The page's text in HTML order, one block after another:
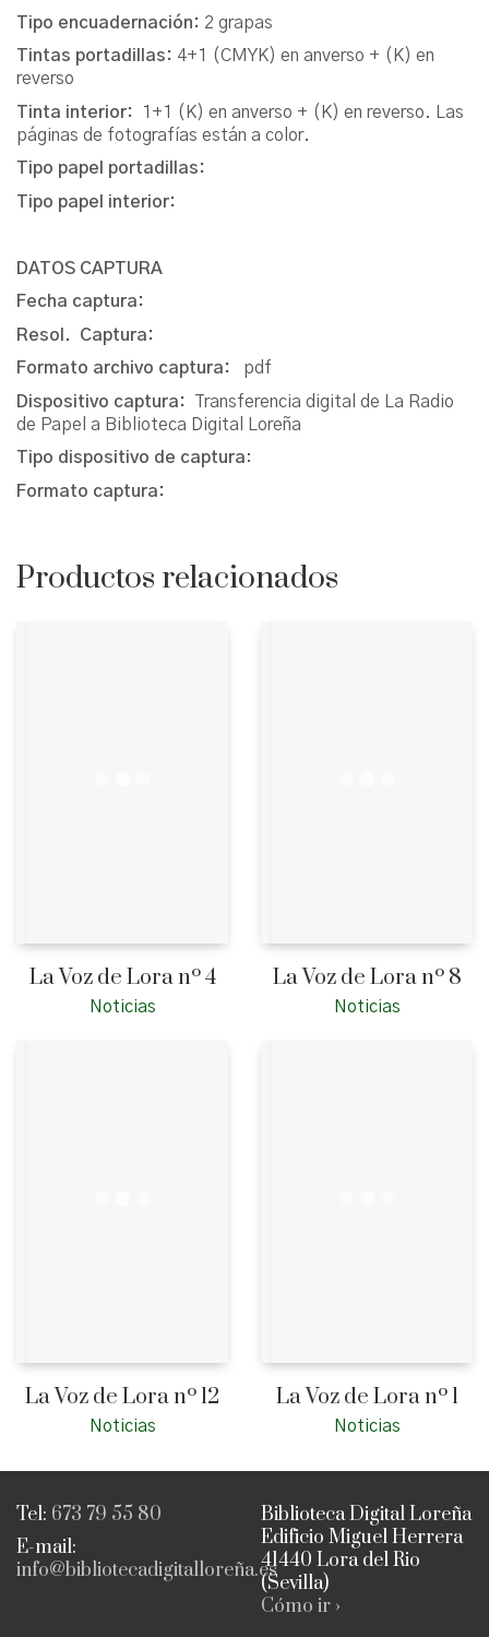
Tipo encuadernación: 2 grapas
Tintas portadillas: 4+1 (CMYK) en anverso + (K) en
reverso
Tinta interior:
1+1 (K) en anverso + (K) en reverso. Las
páginas de fotografías están a color.
Tipo papel portadillas:
Tipo papel interior:
DATOS CAPTURA
Fecha captura:
Resol. Captura:
Formato archivo captura: pdf
Dispositivo captura:
Transferencia digital de La Radio
de Papel a Biblioteca Digital Loreña
Tipo dispositivo de captura:
Formato captura:
Productos relacionados
La Voz de Lora nº 4
Noticias
La Voz de Lora nº 8
Noticias
La Voz de Lora nº 12
Noticias
La Voz de Lora nº 1
Noticias
Tel: 673 79 55 80
E-mail:
info@bibliotecadigitalloreña.es
Biblioteca Digital Loreña
Edificio Miguel Herrera
41440 Lora del Rio
(Sevilla)
Cómo ir ›